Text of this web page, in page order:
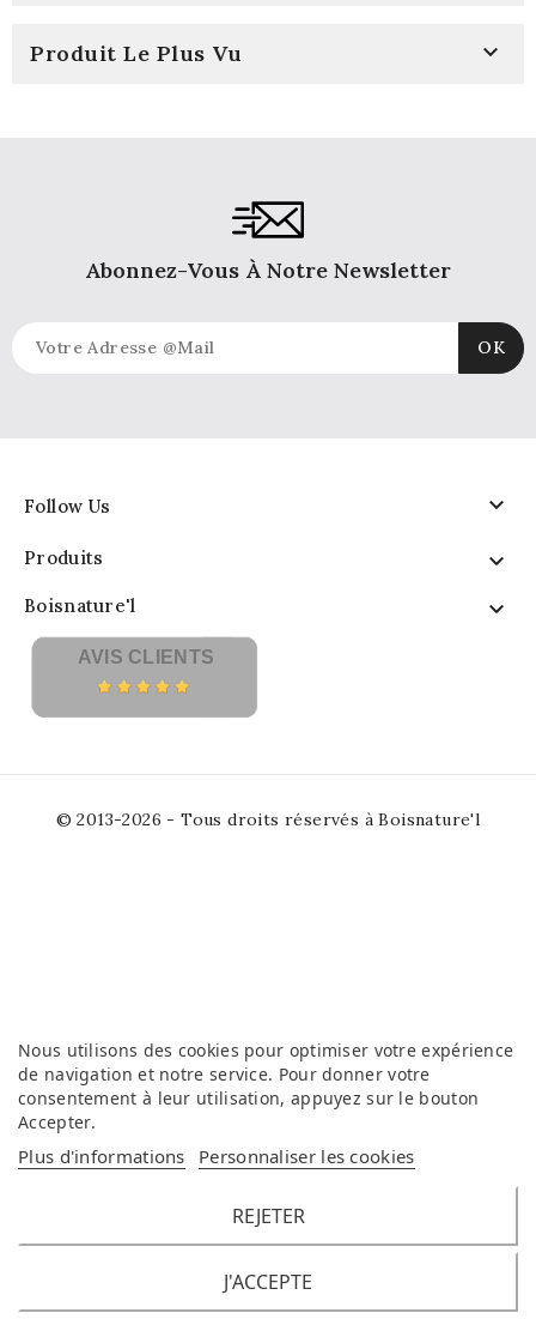
Produit Le Plus Vu 
Abonnez-Vous À Notre Newsletter
Follow Us 
Produits 
Boisnature'l 
Nous utilisons des cookies pour optimiser votre expérience
de navigation et notre service. Pour donner votre
consentement à leur utilisation, appuyez sur le bouton
Accepter.
Plus d'informations Personnaliser les cookies
REJETER
J'ACCEPTE
AVIS CLIENTS
© 2013-2026 - Tous droits réservés à Boisnature'l